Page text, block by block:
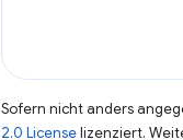
Sofern nicht anders
2.0 Licenselizenziert.